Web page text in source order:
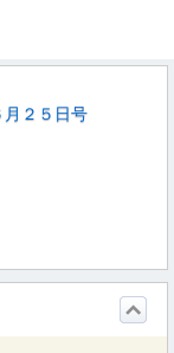
２５日号